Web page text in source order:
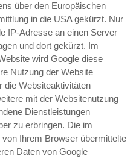
über den Europäischen
in die USA gekürzt. Nur
IP-Adresse an einen Server
und dort gekürzt. Im
wird Google diese
Nutzung der Website
die Websiteaktivitäten
mit der Websitenutzung
Dienstleistungen
zu erbringen. Die im
Ihrem Browser übermittelte
Daten von Google